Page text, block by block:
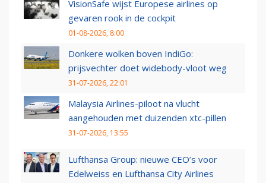
VisionSafe wijst Europese airlines op
gevaren rook in de cockpit
01-08-2026, 8:00
Donkere wolken boven IndiGo:
prijsvechter doet widebody-vloot weg
31-07-2026, 22:01
Malaysia Airlines-piloot na vlucht
aangehouden met duizenden xtc-pillen
31-07-2026, 13:55
Lufthansa Group: nieuwe CEO’s voor
Edelweiss en Lufthansa City Airlines